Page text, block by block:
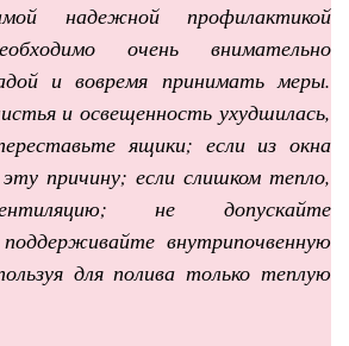
надежной профилактикой
очень внимательно
и вовремя принимать меры.
и освещенность ухудшилась,
ящики; если из окна
причину; если слишком тепло,
не допускайте
внутрипочвенную
для полива только теплую